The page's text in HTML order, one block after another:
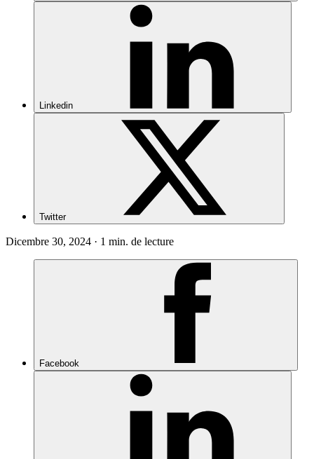
Linkedin
Twitter
Dicembre 30, 2024 · 1 min. de lecture
Facebook